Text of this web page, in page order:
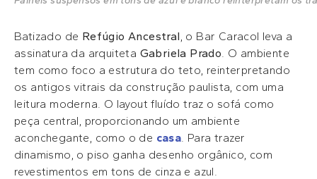
Batizado de Refúgio Ancestral, o Bar Caracol leva a
assinatura da arquiteta Gabriela Prado. O ambiente
tem como foco a estrutura do teto, reinterpretando
os antigos vitrais da construção paulista, com uma
leitura moderna. O layout fluído traz o sofá como
peça central, proporcionando um ambiente
aconchegante, como o de casa. Para trazer
dinamismo, o piso ganha desenho orgânico, com
revestimentos em tons de cinza e azul.